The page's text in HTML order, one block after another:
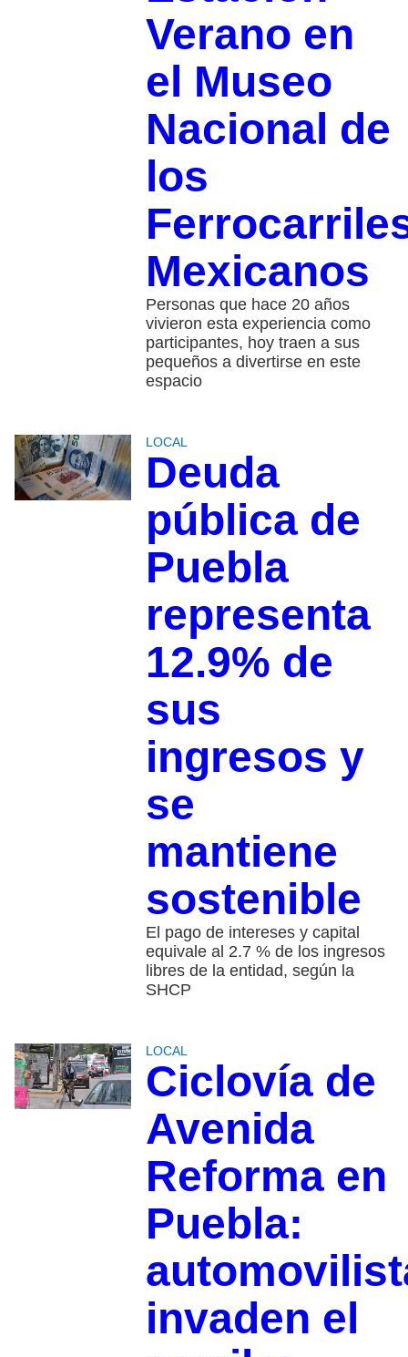
Verano en
el Museo
Nacional de
los
Mexicanos
Personas que hace 20 años
vivieron esta experiencia como
participantes, hoy traen a sus
pequeños a divertirse en este
espacio
LOCAL
Deuda
pública de
Puebla
representa
12.9% de
sus
ingresos y
se
mantiene
sostenible
El pago de intereses y capital
equivale al 2.7 % de los ingresos
libres de la entidad, según la
SHCP
LOCAL
Ciclovía de
Avenida
Reforma en
Puebla:
invaden el